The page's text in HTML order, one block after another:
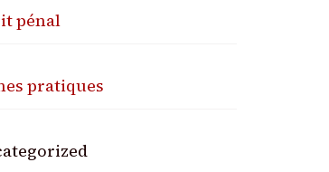
pénal
pratiques